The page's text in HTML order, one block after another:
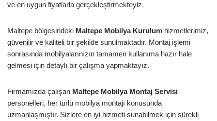
ve en uygun fiyatlarla gerçekleştirmekteyiz.
Maltepe bölgesindeki Maltepe Mobilya Kurulum hizmetlerimiz,
güvenilir ve kaliteli bir şekilde sunulmaktadır. Montaj işlemi
sonrasında mobilyalarınızın tamamen kullanıma hazır hale
gelmesi için detaylı bir çalışma yapmaktayız.
Firmamızda çalışan Maltepe Mobilya Montaj Servisi
personelleri, her türlü mobilya montajı konusunda
uzmanlaşmıştır. Sizlere en iyi hizmeti sunabilmek için sürekli